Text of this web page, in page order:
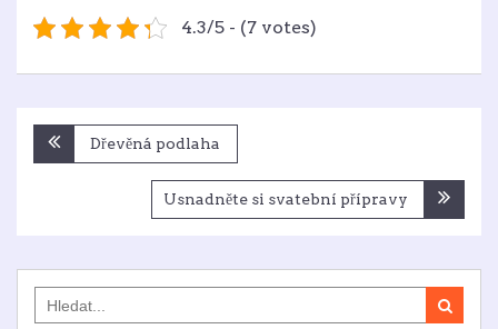
4.3/5 - (7 votes)
Navigace
pro
Dřevěná podlaha
Usnadněte si svatební přípravy
for: